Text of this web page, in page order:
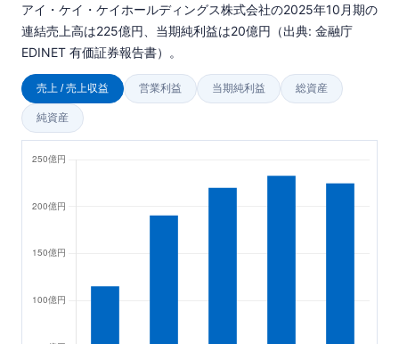
アイ・ケイ・ケイホールディングス株式会社の2025年10月期の
連結売上高は225億円、当期純利益は20億円（出典: 金融庁
EDINET 有価証券報告書）。
売上 / 売上収益 営業利益 当期純利益 総資産
純資産